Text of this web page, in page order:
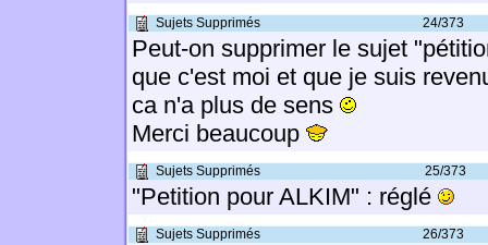
Sujets Supprimés 24/373
Peut-on supprimer le sujet
que c'est moi et que je suis
ca n'a plus de sens
Merci beaucoup
Sujets Supprimés 25/373
"Petition pour ALKIM" : réglé
Sujets Supprimés 26/373